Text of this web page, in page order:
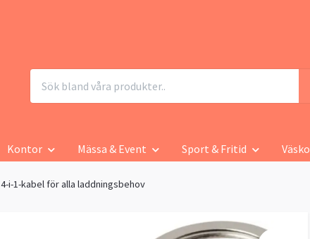
Kontor Mässa & Event Sport & Fritid
4-i-1-kabel för alla laddningsbehov